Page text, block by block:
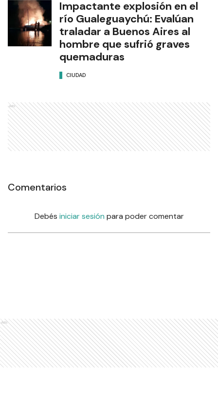
Impactante explosión en el
río Gualeguaychú: Evalúan
traladar a Buenos Aires al
hombre que sufrió graves
quemaduras
CIUDAD
Ads
Comentarios
Debés iniciar sesión para poder comentar
Ads